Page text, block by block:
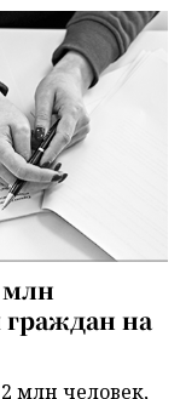
млн
на
млн человек,